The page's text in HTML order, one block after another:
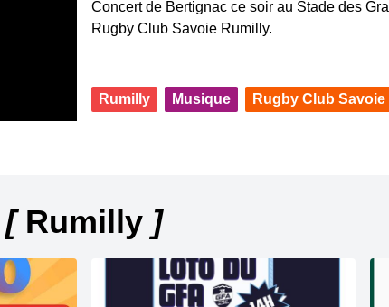
Concert de Bertignac ce soir au Stade des
Rugby Club Savoie Rumilly.
Rumilly Musique Rugby Club
[Rumilly ]